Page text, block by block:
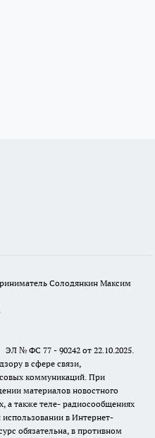
Солодянкин Максим
№ ФС 77 - 90242 от 22.10.2025.
в сфере связи,
коммуникаций. При
материалов новостного
а также теле- радиосообщениях
в Интернет-
обязательна, в противном